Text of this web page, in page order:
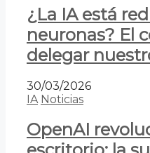
¿La IA está
neuronas? El
delegar
30/03/2026
IA Noticias
OpenAI